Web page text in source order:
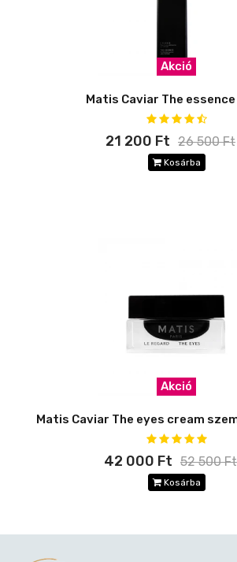
Akció
Matis Caviar The
21 200 Ft 26 500 Ft
Kosárba
Akció
Matis Caviar The eyes cream
42 000 Ft 52 500 Ft
Kosárba